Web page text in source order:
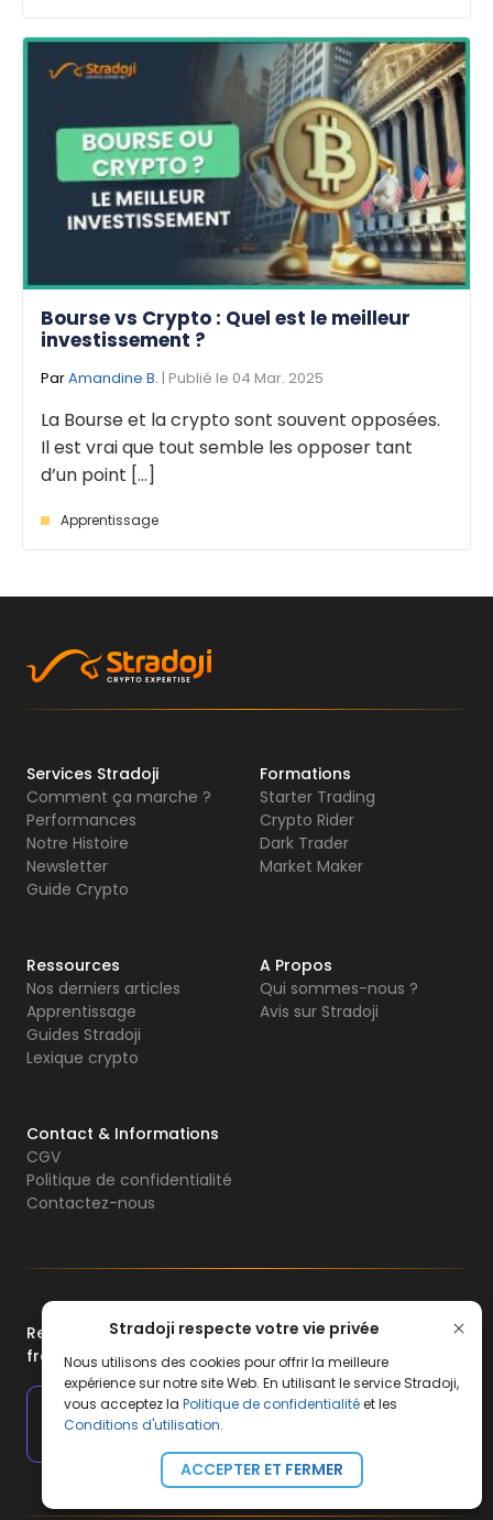
Stradoji respecte votre vie privée
Nous utilisons des cookies pour offrir la meilleure
expérience sur notre site Web. En utilisant le service Stradoji,
vous acceptez la Politique de confidentialitéet les
Conditions d'utilisation.
ACCEPTER ET FERMER
Bourse vs Crypto : Quel est le meilleur
investissement ?
ParAmandine B. | Publié le 04 Mar. 2025
La Bourse et la crypto sont souvent opposées.
Il est vrai que tout semble les opposer tant
d’un point [...]
Apprentissage
Services Stradoji
Comment ça marche ?
Performances
Notre Histoire
Newsletter
Guide Crypto
Formations
Starter Trading
Crypto Rider
Dark Trader
Market Maker
Ressources
Nos derniers articles
Apprentissage
Guides Stradoji
Lexique crypto
A Propos
Qui sommes-nous ?
Avis sur Stradoji
Contact & Informations
CGV
Politique de confidentialité
Contactez-nous
Rejoignez la communauté d’investisseurs
francophone Stradoji
+ 500
Investisseurs
+ 37,5K